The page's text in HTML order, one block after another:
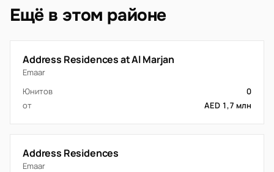
Ещё в этом районе
Address Residences at Al Marjan
Emaar
Юнитов
0
от
AED 1,7 млн
Address Residences
Emaar